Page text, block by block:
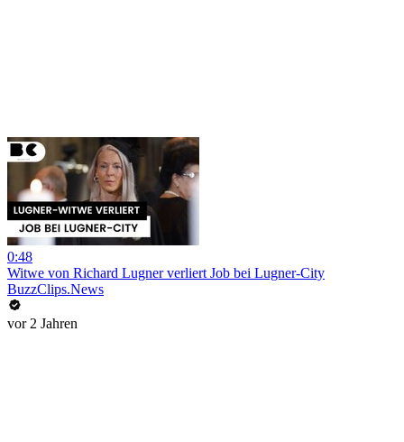
0:48
Witwe von Richard Lugner verliert Job bei Lugner-City
BuzzClips.News
vor 2 Jahren